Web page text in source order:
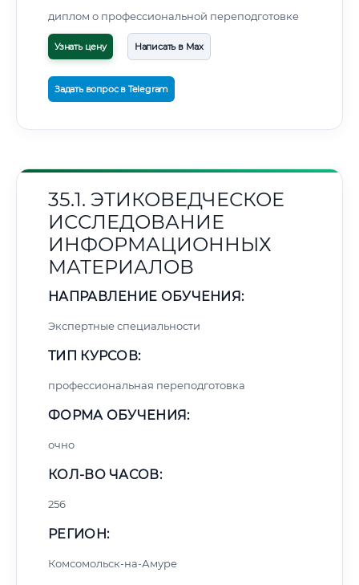
диплом о профессиональной переподготовке
Узнать цену Написать в Max
Задать вопрос в Telegram
35.1. ЭТИКОВЕДЧЕСКОЕ
ИССЛЕДОВАНИЕ
ИНФОРМАЦИОННЫХ
МАТЕРИАЛОВ
НАПРАВЛЕНИЕ ОБУЧЕНИЯ:
Экспертные специальности
ТИП КУРСОВ:
профессиональная переподготовка
ФОРМА ОБУЧЕНИЯ:
очно
КОЛ-ВО ЧАСОВ:
256
РЕГИОН:
Комсомольск-на-Амуре